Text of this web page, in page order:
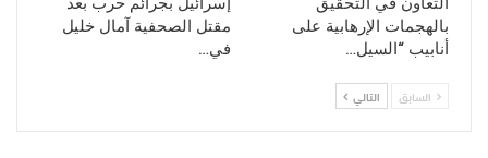
بالهجمات الإرهابية على
أنابيب “السيل…
مقتل الصحفية آمال خليل
في…
السابق التالي